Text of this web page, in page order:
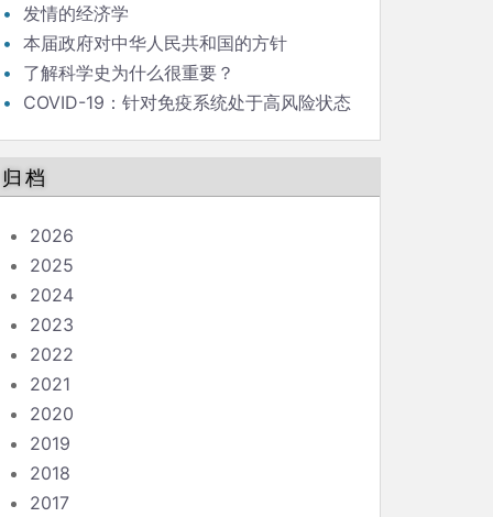
发情的经济学
本届政府对中华人民共和国的方针
了解科学史为什么很重要？
COVID-19：针对免疫系统处于高风险状态
归档
2026
2025
2024
2023
2022
2021
2020
2019
2018
2017